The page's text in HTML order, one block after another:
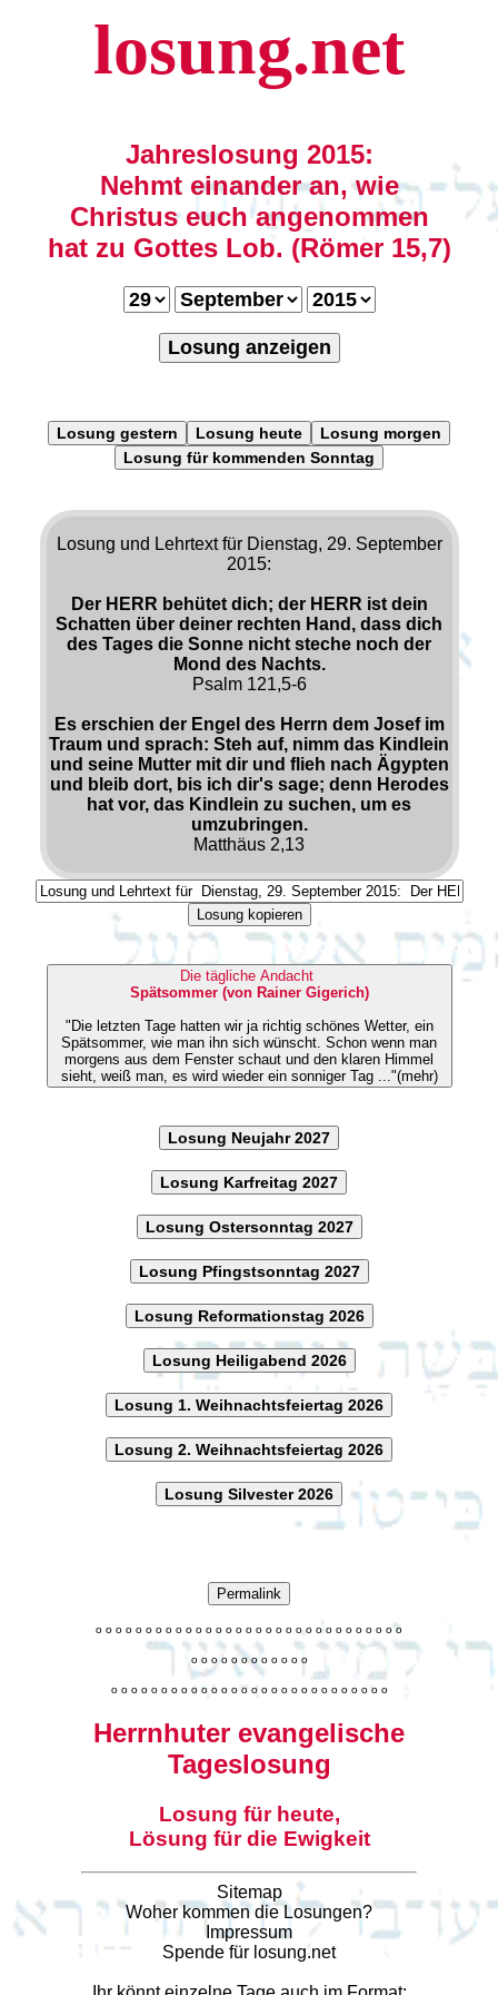
losung.net
Jahreslosung 2015:
Nehmt einander an, wie
Christus euch angenommen
hat zu Gottes Lob. (Römer 15,7)
Losung anzeigen
Losung gestern Losung heute
Losung morgen
Losung für kommenden Sonntag
Losung und Lehrtext für Dienstag, 29. September
2015:
Der HERR behütet dich; der HERR ist dein
Schatten über deiner rechten Hand, dass dich
des Tages die Sonne nicht steche noch der
Mond des Nachts.
Psalm 121,5-6
Es erschien der Engel des Herrn dem Josef im
Traum und sprach: Steh auf, nimm das Kindlein
und seine Mutter mit dir und flieh nach Ägypten
und bleib dort, bis ich dir's sage; denn Herodes
hat vor, das Kindlein zu suchen, um es
umzubringen.
Matthäus 2,13
Losung kopieren
Die tägliche Andacht
Spätsommer (von Rainer Gigerich)
"Die letzten Tage hatten wir ja richtig schönes Wetter, ein
Spätsommer, wie man ihn sich wünscht. Schon wenn man
morgens aus dem Fenster schaut und den klaren Himmel
sieht, weiß man, es wird wieder ein sonniger Tag ..."(mehr)
Losung Neujahr 2027
Losung Karfreitag 2027
Losung Ostersonntag 2027
Losung Pfingstsonntag 2027
Losung Reformationstag 2026
Losung Heiligabend 2026
Losung 1. Weihnachtsfeiertag 2026
Losung 2. Weihnachtsfeiertag 2026
Losung Silvester 2026
Permalink
o o o o o o o o o o o o o o o o o o o o o o o o o o o o o o o
o o o o o o o o o o o o
o o o o o o o o o o o o o o o o o o o o o o o o o o o o
Herrnhuter evangelische
Tageslosung
Losung für heute,
Lösung für die Ewigkeit
Sitemap
Woher kommen die Losungen?
Impressum
Spende für losung.net